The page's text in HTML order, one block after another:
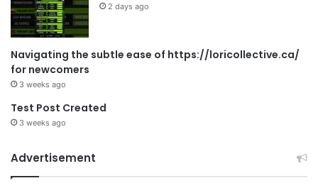
2 days ago
Navigating the subtle ease of https://loricollective.ca/
for newcomers
3 weeks ago
Test Post Created
3 weeks ago
Advertisement